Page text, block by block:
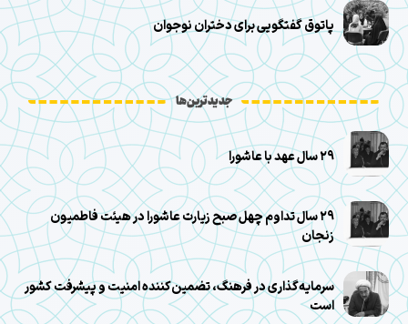
پاتوق گفتگویی برای دختران نوجوان
جدیدترین‌ها
۲۹ سال عهد با عاشورا
۲۹ سال تداوم چهل صبح زیارت عاشورا در هیئت فاطمیون
زنجان
سرمایه‌گذاری در فرهنگ، تضمین‌کننده امنیت و پیشرفت کشور
است